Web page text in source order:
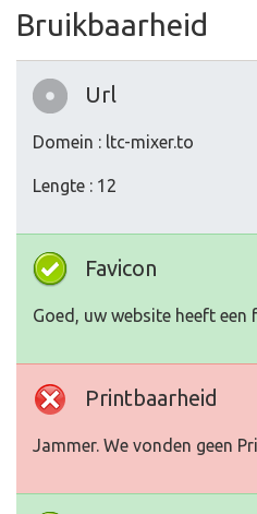
Bruikbaarheid
Url
Domein : ltc-mixer.to
Lengte : 12
Favicon
Goed, uw website heeft een
Printbaarheid
Jammer. We vonden geen